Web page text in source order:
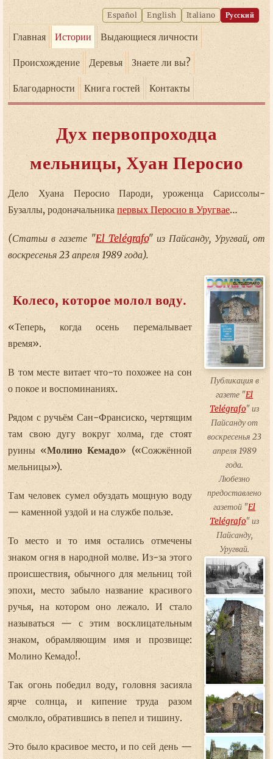
Español English Italiano Русский
Главная Истории Выдающиеся личности
Происхождение Деревья Знаете ли вы?
Благодарности Книга гостей Контакты
Дух первопроходца
мельницы, Хуан Перосио
Дело Хуана Перосио Пароди, уроженца Сариссолы-
Бузаллы, родоначальника первых Перосио в Уругвае…
(Статьи в газете "El Telégrafo" из Пайсанду, Уругвай, от
воскресенья 23 апреля 1989 года).
Колесо, которое молол воду.
«Теперь, когда осень перемалывает
время».
В том месте витает что-то похожее на сон
о покое и воспоминаниях.
Рядом с ручьём Сан-Франсиско, чертящим
там свою дугу вокруг холма, где стоят
руины «Молино Кемадо» («Сожжённой
мельницы»).
Там человек сумел обуздать мощную воду
— каменной уздой и на службе пользе.
То место и то имя остались отмечены
знаком огня в народной молве. Из-за этого
происшествия, обычного для мельниц той
эпохи, место забыло название красивого
ручья, на котором оно лежало. И стало
называться — с этим восклицательным
знаком, обрамляющим имя и прозвище:
Молино Кемадо!.
Так огонь победил воду, головня засияла
ярче солнца, и кипение труда разом
смолкло, обратившись в пепел и тишину.
Это было красивое место, и по сей день —
Публикация в
газете "El
Telégrafo" из
Пайсанду от
воскресенья 23
апреля 1989
года.
Любезно
предоставлено
газетой "El
Telégrafo" из
Пайсанду,
Уругвай.